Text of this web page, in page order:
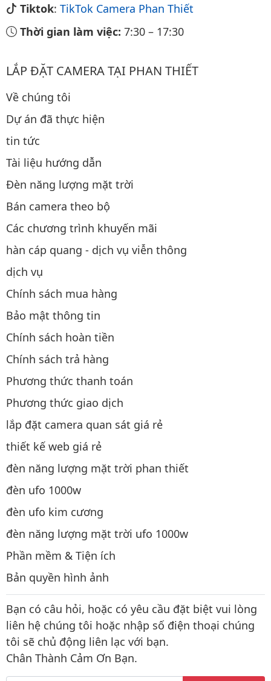
Tiktok: TikTok Camera Phan Thiết
Thời gian làm việc: 7:30 – 17:30
LẮP ĐẶT CAMERA TẠI PHAN THIẾT
Về chúng tôi
Dự án đã thực hiện
tin tức
Tài liệu hướng dẫn
Đèn năng lượng mặt trời
Bán camera theo bộ
Các chương trình khuyến mãi
hàn cáp quang - dịch vụ viễn thông
dịch vụ
Chính sách mua hàng
Bảo mật thông tin
Chính sách hoàn tiền
Chính sách trả hàng
Phương thức thanh toán
Phương thức giao dịch
lắp đặt camera quan sát giá rẻ
thiết kế web giá rẻ
đèn năng lượng mặt trời phan thiết
đèn ufo 1000w
đèn ufo kim cương
đèn năng lượng mặt trời ufo 1000w
Phần mềm & Tiện ích
Bản quyền hình ảnh
Bạn có câu hỏi, hoặc có yêu cầu đặt biệt vui lòng
liên hệ chúng tôi hoặc nhập số điện thoại chúng
tôi sẽ chủ động liên lạc với bạn.
Chân Thành Cảm Ơn Bạn.